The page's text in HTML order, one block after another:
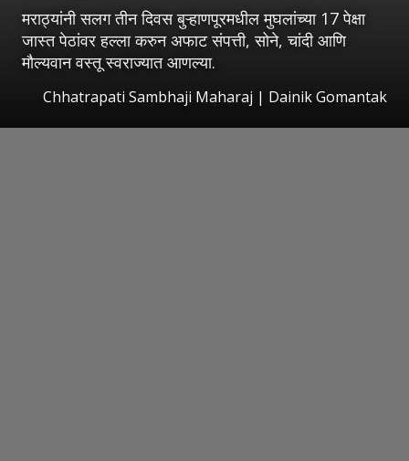
मराठ्यांनी सलग तीन दिवस बुऱ्हाणपूरमधील मुघलांच्या 17 पेक्षा
जास्त पेठांवर हल्ला करुन अफाट संपत्ती, सोने, चांदी आणि
मौल्यवान वस्तू स्वराज्यात आणल्या.
Chhatrapati Sambhaji Maharaj | Dainik Gomantak